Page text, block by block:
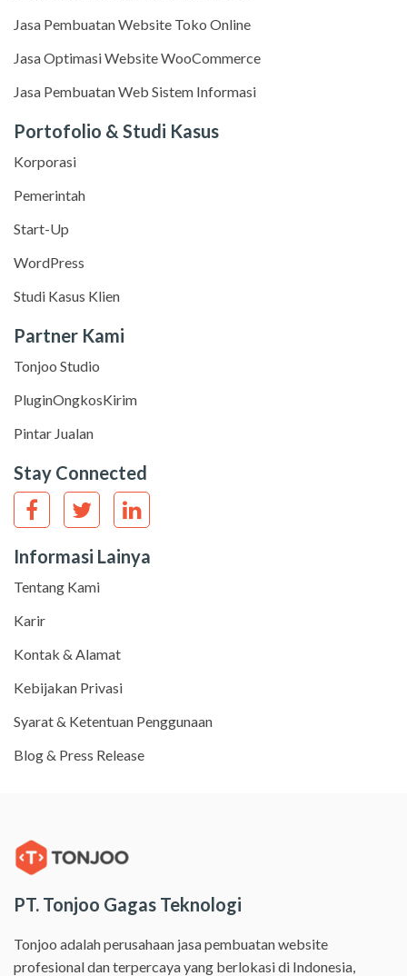
Jasa Pembuatan Website Toko Online
Jasa Optimasi Website WooCommerce
Jasa Pembuatan Web Sistem Informasi
Portofolio & Studi Kasus
Korporasi
Pemerintah
Start-Up
WordPress
Studi Kasus Klien
Partner Kami
Tonjoo Studio
PluginOngkosKirim
Pintar Jualan
Stay Connected
Informasi Lainya
Tentang Kami
Karir
Kontak & Alamat
Kebijakan Privasi
Syarat & Ketentuan Penggunaan
Blog & Press Release
PT. Tonjoo Gagas Teknologi
Tonjoo adalah perusahaan jasa pembuatan website
profesional dan terpercaya yang berlokasi di Indonesia,